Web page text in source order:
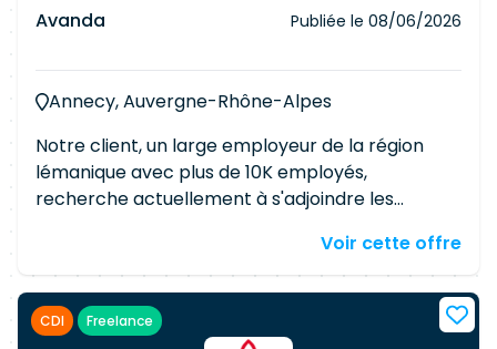
Avanda Publiée le 08/06/2026
Annecy, Auvergne-Rhône-Alpes
Notre client, un large employeur de la région
lémanique avec plus de 10K employés,
recherche actuellement à s'adjoindre les
Responsabilités Garantir que les solutions
respectent les exigences fonctionnelles et gérer
les changements associés Décrire les
fonctionnalités sous forme de user stories et de
Voir cette offre
CDI Freelance